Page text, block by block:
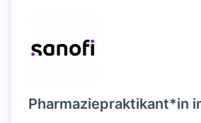
Pharmaziepraktikant*in